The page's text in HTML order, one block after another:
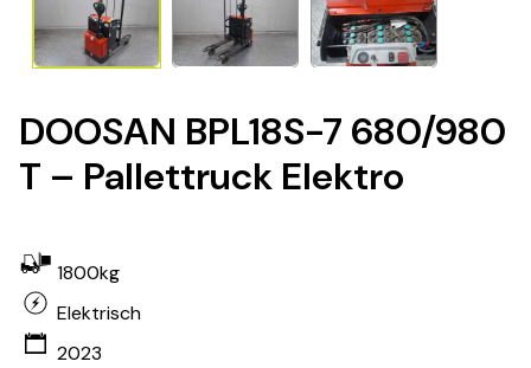
DOOSAN BPL18S-7 680/980
T – Pallettruck Elektro
1800kg
Elektrisch
2023